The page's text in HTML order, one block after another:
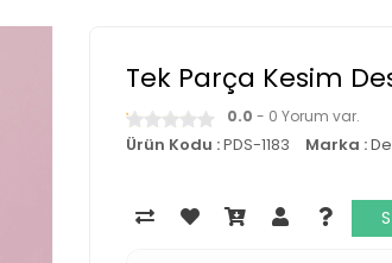
Tek Parça Kesim
0.0 - 0 Yorum var.
Ürün Kodu :PDS-1183 Marka :